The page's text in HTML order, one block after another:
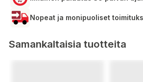
Nopeat ja monipuoliset
Samankaltaisia tuotteita